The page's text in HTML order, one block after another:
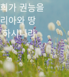
가 권능을
아와 땅
시니라